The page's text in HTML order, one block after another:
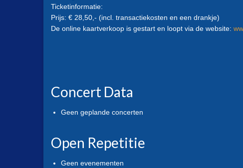
Ticketinformatie:
Prijs: € 28,50,- (incl. transactiekosten en een drankje)
De online kaartverkoop is gestart en loopt via de website:
Concert Data
Geen geplande concerten
Open Repetitie
Geen evenementen